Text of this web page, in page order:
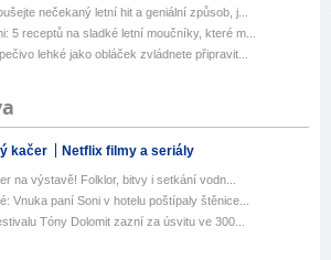
nečekaný letní hit a geniální způsob, j...
5 receptů na sladké letní moučníky, které m...
lehké jako obláček zvládnete připravit...
kačer Netflix filmy a seriály
na výstavě! Folklor, bitvy i setkání vodn...
Vnuka paní Soni v hotelu poštípaly štěnice...
Tóny Dolomit zazní za úsvitu ve 300...